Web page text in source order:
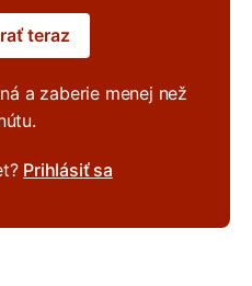
teraz
a zaberie menej než
Prihlásiť sa